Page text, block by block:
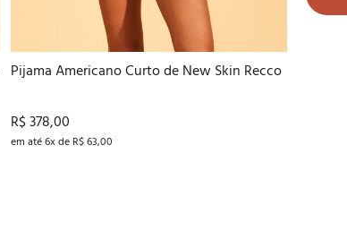
42 46
Pijama Americano Curto de New Skin Recco
R$ 378,00
em até 6x de R$ 63,00